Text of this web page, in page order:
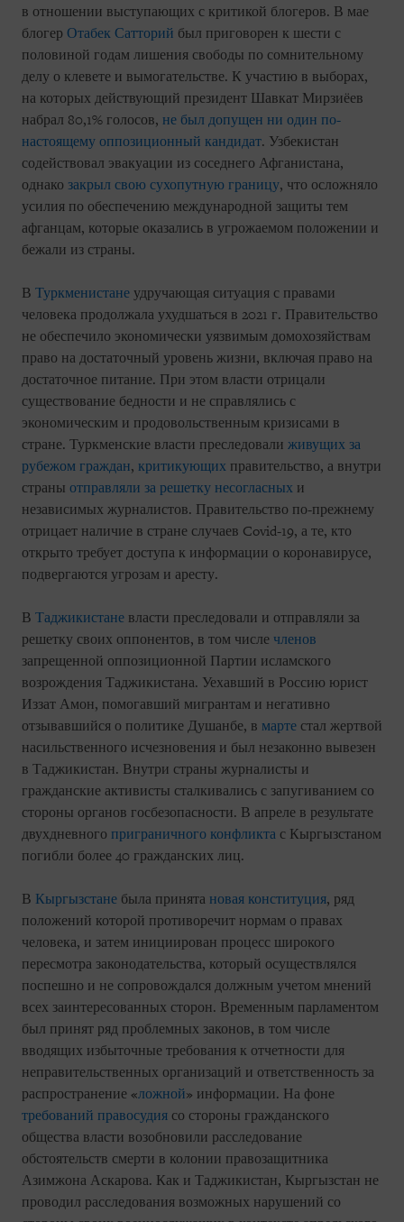
в отношении выступающих с критикой блогеров. В мае
блогер Отабек Сатторий был приговорен к шести с
половиной годам лишения свободы по сомнительному
делу о клевете и вымогательстве. К участию в выборах,
на которых действующий президент Шавкат Мирзиёев
набрал 80,1% голосов, не был допущен ни один по-
настоящему оппозиционный кандидат. Узбекистан
содействовал эвакуации из соседнего Афганистана,
однако закрыл свою сухопутную границу, что осложняло
усилия по обеспечению международной защиты тем
афганцам, которые оказались в угрожаемом положении и
бежали из страны.
В Туркменистане удручающая ситуация с правами
человека продолжала ухудшаться в 2021 г. Правительство
не обеспечило экономически уязвимым домохозяйствам
право на достаточный уровень жизни, включая право на
достаточное питание. При этом власти отрицали
существование бедности и не справлялись с
экономическим и продовольственным кризисами в
стране. Туркменские власти преследовали живущих за
рубежом граждан, критикующих правительство, а внутри
страны отправляли за решетку несогласных и
независимых журналистов. Правительство по-прежнему
отрицает наличие в стране случаев Covid-19, а те, кто
открыто требует доступа к информации о коронавирусе,
подвергаются угрозам и аресту.
В Таджикистане власти преследовали и отправляли за
решетку своих оппонентов, в том числе членов
запрещенной оппозиционной Партии исламского
возрождения Таджикистана. Уехавший в Россию юрист
Иззат Амон, помогавший мигрантам и негативно
отзывавшийся о политике Душанбе, в марте стал жертвой
насильственного исчезновения и был незаконно вывезен
в Таджикистан. Внутри страны журналисты и
гражданские активисты сталкивались с запугиванием со
стороны органов госбезопасности. В апреле в результате
двухдневного приграничного конфликта с Кыргызстаном
погибли более 40 гражданских лиц.
В Кыргызстане была принята новая конституция, ряд
положений которой противоречит нормам о правах
человека, и затем инициирован процесс широкого
пересмотра законодательства, который осуществлялся
поспешно и не сопровождался должным учетом мнений
всех заинтересованных сторон. Временным парламентом
был принят ряд проблемных законов, в том числе
вводящих избыточные требования к отчетности для
неправительственных организаций и ответственность за
распространение «ложной» информации. На фоне
требований правосудия со стороны гражданского
общества власти возобновили расследование
обстоятельств смерти в колонии правозащитника
Азимжона Аскарова. Как и Таджикистан, Кыргызстан не
проводил расследования возможных нарушений со